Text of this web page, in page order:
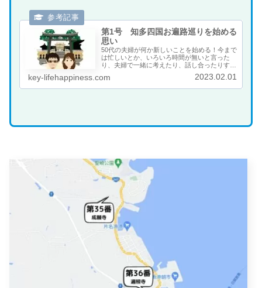
第1号 知多四国お遍路巡りを始める
思い
50代の夫婦が何か新しいことを始める！今まで
は忙しいとか、いろいろ時間が無いと言った
り、夫婦で一緒に考えたり、話し合ったりする
ことを避けていたような気がします。最初は会
話もそれほど多くは無かったのですが、徐々に
会話も増え、笑顔も増え、夢も増えてきまし
key-lifehappiness.com 2023.02.01